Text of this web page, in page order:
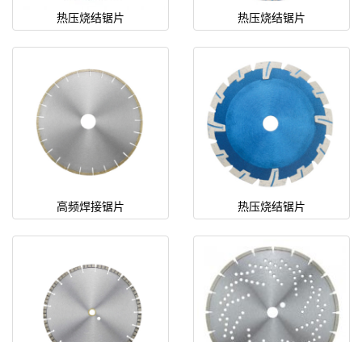
热压烧结锯片 热压烧结锯片
高频焊接锯片 热压烧结锯片